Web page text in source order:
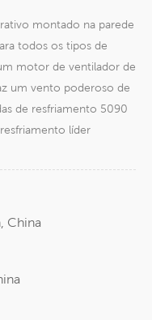
montado na parede
todos os tipos de
motor de ventilador de
um vento poderoso de
de resfriamento 5090
líder
China